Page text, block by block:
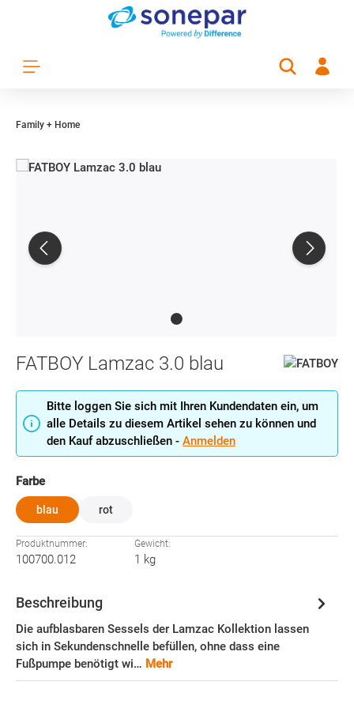
Zum Hauptinhalt springen
Family + Home
FATBOY Lamzac 3.0 blau
Bitte loggen Sie sich mit Ihren Kundendaten ein, um
alle Details zu diesem Artikel sehen zu können und
den Kauf abzuschließen - Anmelden
Farbeauswählen
blau rot
Produktnummer:
100700.012
Gewicht:
1 kg
Beschreibung
Die aufblasbaren Sessels der Lamzac Kollektion lassen
sich in Sekundenschnelle befüllen, ohne dass eine
Fußpumpe benötigt wi… Mehr